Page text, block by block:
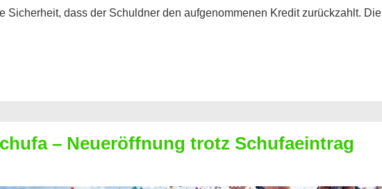
Sicherheit, dass der Schuldner den aufgenommenen Kredit zurückzahlt. Die
– Neueröffnung trotz Schufaeintrag